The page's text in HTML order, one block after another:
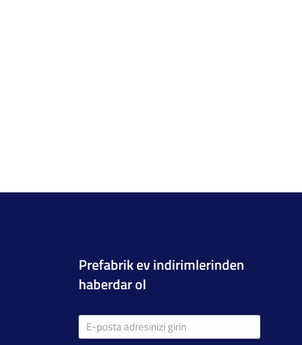
Prefabrik ev indirimlerinden
haberdar ol